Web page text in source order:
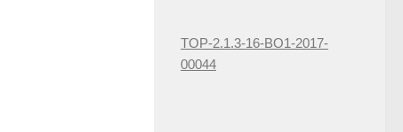
TOP-2.1.3-16-BO1-2017-
00044